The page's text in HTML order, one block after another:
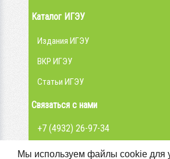
Мы используем файлы cookie для
Каталог ИГЭУ
Издания ИГЭУ
ВКР ИГЭУ
Статьи ИГЭУ
Связаться с нами
+7 (4932) 26-97-34
admin@library.ispu.ru